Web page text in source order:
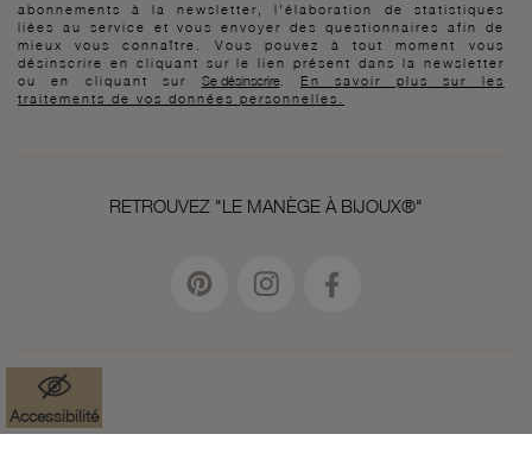
abonnements à la newsletter, l'élaboration de statistiques
liées au service et vous envoyer des questionnaires afin de
mieux vous connaître. Vous pouvez à tout moment vous
désinscrire en cliquant sur le lien présent dans la newsletter
ou en cliquant sur Se désinscrire.En savoir plus sur les
traitements de vos données personnelles.
RETROUVEZ "LE MANÈGE À BIJOUX®"
Accessibilité